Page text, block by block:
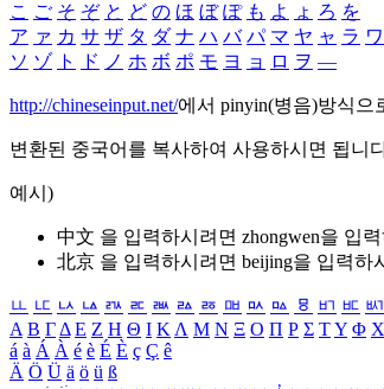
こ ご そ ぞ と ど の ほ ぼ ぽ も よ ょ ろ を
ア ァ カ サ ザ タ ダ ナ ハ バ パ マ ヤ ャ ラ ワ
ソ ゾ ト ド ノ ホ ボ ポ モ ヨ ョ ロ ヲ ―
http://chineseinput.net/에서 pinyin(병음)방식으
변환된 중국어를 복사하여 사용하시면 됩니
예시)
中文 을 입력하시려면 zhongwen을 입
北京 을 입력하시려면 beijing을 입력하
ㅥ ㅦ ㅧ ㅨ ㅩ ㅪ ㅫ ㅬ ㅭ ㅮ ㅯ ㅰ ㅱ ㅲ ㅳ ㅴ
Α Β ΓΔ Ε Ζ Η Θ Ι ΚΛ Μ Ν Ξ Ο Π Ρ Σ ΤΥ Φ Χ
á à Á À é è É È ç Ç ê
Ä Ö Ü ä ö ü ß